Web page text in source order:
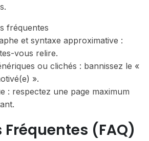
fréquentes
et syntaxe approximative :
vous relire.
ou clichés : bannissez le «
».
: respectez une page maximum
(FAQ)